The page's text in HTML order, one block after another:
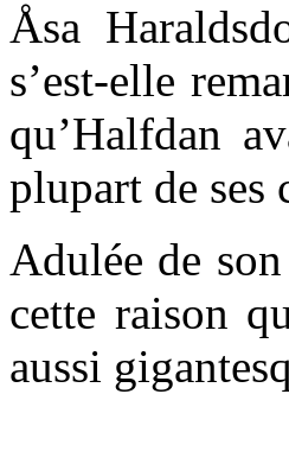
Åsa
s’est-elle
qu’Halfdan
plupart de ses
Adulée de
cette raison
aussi